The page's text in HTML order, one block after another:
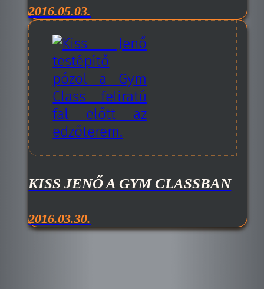
2016.05.03.
KISS JENŐ A GYM CLASSBAN
2016.03.30.